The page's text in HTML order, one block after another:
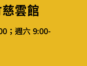
雲館
；週六 9:00-